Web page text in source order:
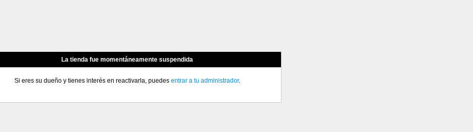
La tienda fue momentáneamente suspendida
Si eres su dueño y tienes interés en reactivarla, puedes entrar a tu administrador.